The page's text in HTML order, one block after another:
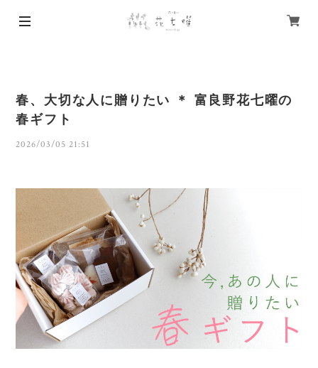
春、大切な人に贈りたい ＊ 富良野花七曜の
春ギフト
2026/03/05 21:51